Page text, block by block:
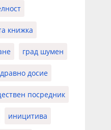
книжка
град шумен
досие
посредник
иницитива